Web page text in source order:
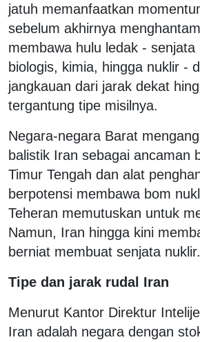
jatuh memanfaatkan
sebelum akhirnya
membawa hulu ledak - senjata
biologis, kimia, hingga nuklir -
jangkauan dari jarak dekat
tergantung tipe misilnya.
Negara-negara Barat
balistik Iran sebagai ancaman
Timur Tengah dan alat
berpotensi membawa bom
Teheran memutuskan untuk
Namun, Iran hingga kini
berniat membuat senjata nuklir.
Tipe dan jarak rudal Iran
Menurut Kantor Direktur
Iran adalah negara dengan